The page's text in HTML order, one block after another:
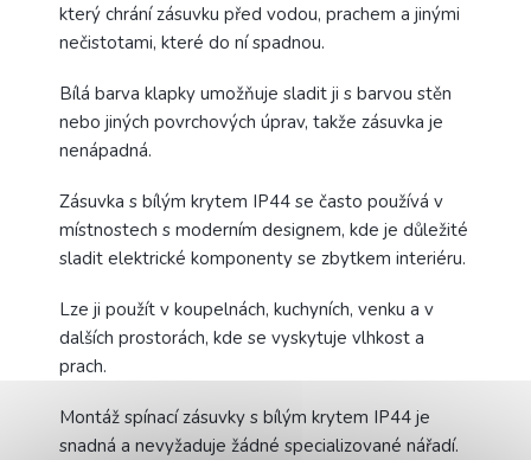
který chrání zásuvku před vodou, prachem a jinými
nečistotami, které do ní spadnou.
Bílá barva klapky umožňuje sladit ji s barvou stěn
nebo jiných povrchových úprav, takže zásuvka je
nenápadná.
Zásuvka s bílým krytem IP44 se často používá v
místnostech s moderním designem, kde je důležité
sladit elektrické komponenty se zbytkem interiéru.
Lze ji použít v koupelnách, kuchyních, venku a v
dalších prostorách, kde se vyskytuje vlhkost a
prach.
Montáž spínací zásuvky s bílým krytem IP44 je
snadná a nevyžaduje žádné specializované nářadí.